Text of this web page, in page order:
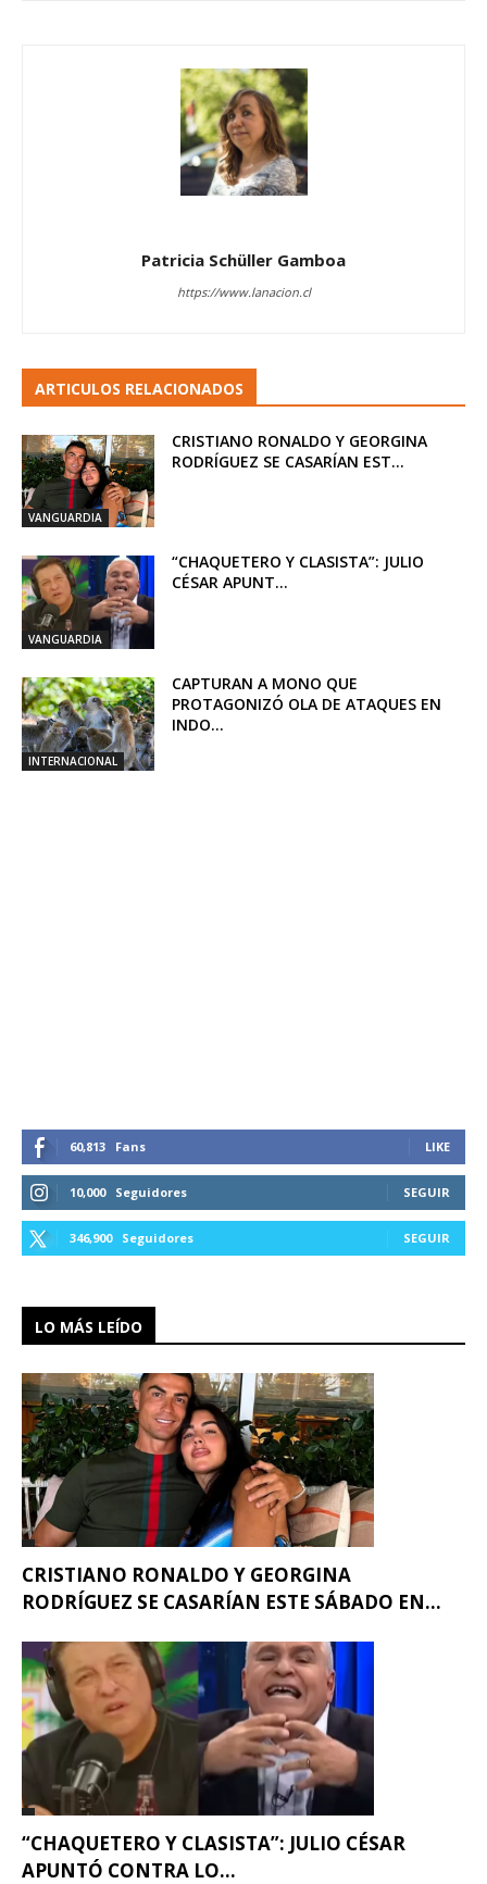
Patricia Schüller Gamboa
https://www.lanacion.cl
ARTICULOS RELACIONADOS
VANGUARDIA
CRISTIANO RONALDO Y GEORGINA
RODRÍGUEZ SE CASARÍAN EST...
VANGUARDIA
“CHAQUETERO Y CLASISTA”: JULIO
CÉSAR APUNT...
INTERNACIONAL
CAPTURAN A MONO QUE
PROTAGONIZÓ OLA DE ATAQUES EN
INDO...
60,813 Fans LIKE
10,000 Seguidores SEGUIR
346,900 Seguidores SEGUIR
LO MÁS LEÍDO
CRISTIANO RONALDO Y GEORGINA
RODRÍGUEZ SE CASARÍAN ESTE SÁBADO EN...
“CHAQUETERO Y CLASISTA”: JULIO CÉSAR
APUNTÓ CONTRA LO...